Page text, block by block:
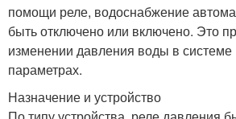
помощи реле, водоснабжение
быть отключено или включено. Это
изменении давления воды в
параметрах.
Назначение и устройство